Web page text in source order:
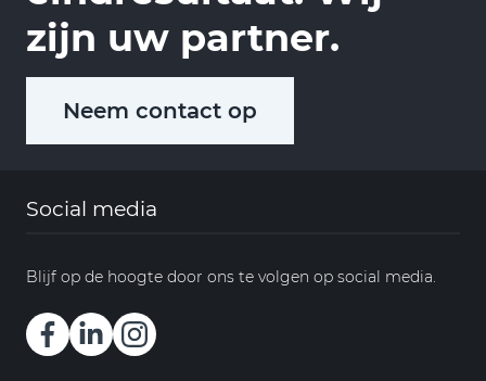
zijn uw partner.
Neem contact op
Social media
Blijf op de hoogte door ons te volgen op social media.